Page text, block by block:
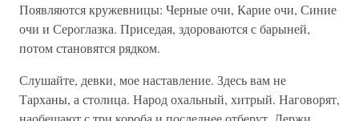
Появляются кружевницы: Черные очи, Карие очи, Синие
очи и Сероглазка. Приседая, здороваются с барыней,
потом становятся рядком.
Слушайте, девки, мое наставление. Здесь вам не
Тарханы, а столица. Народ охальный, хитрый. Наговорят,